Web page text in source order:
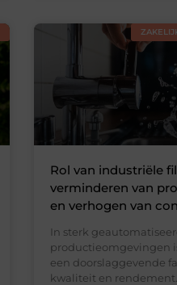
Rol van industriële
verminderen van
en verhogen van
In sterk
productieomgevingen
een doorslaggevende
kwaliteit en